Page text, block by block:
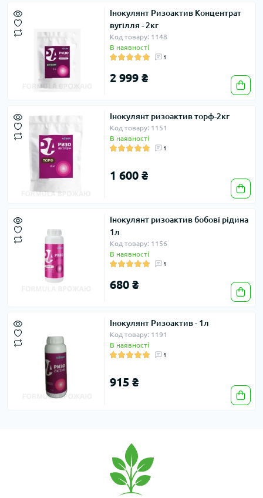
Інокулянт Ризоактив Концентрат
вугілля - 2кг
Код товару: 1148
В наявності
1
2 999 ₴
Інокулянт ризоактив торф-2кг
Код товару: 1151
В наявності
1
1 600 ₴
Інокулянт ризоактив бобові рідина
1л
Код товару: 1156
В наявності
1
680 ₴
Інокулянт Ризоактив - 1л
Код товару: 1191
В наявності
1
915 ₴